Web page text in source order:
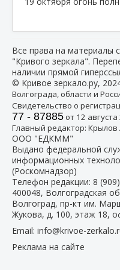
Все права на материалы
"Кривого зеркала".
наличии прямой
© Кривое зеркало.ру,
Волгограда, области и
Свидетельство о
77 - 87885от 12 августа
Главный редактор:
ООО "ЕДКММ"
Выдано федеральной
информационных
(Роскомнадзор)
Телефон редакции: 8
400048, Волгоградская
Волгоград, пр-кт им.
Жукова, д. 100, этаж 18,
Email: info@krivoe-
Реклама на сайте